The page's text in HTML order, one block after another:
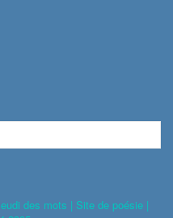
des mots | Site de poésie |